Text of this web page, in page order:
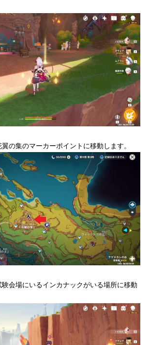
の集のマーカーポイントに移動します。
験会場にいるインカナックがいる場所に移動